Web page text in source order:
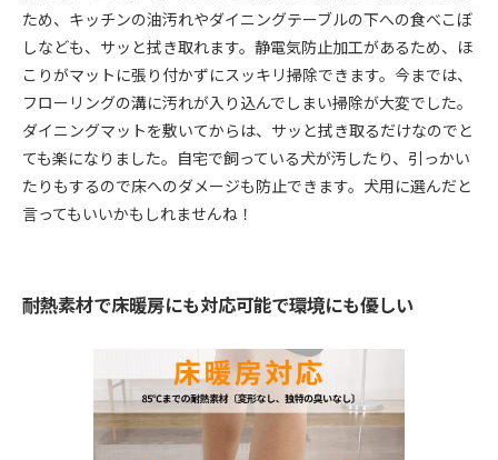
ため、キッチンの油汚れやダイニングテーブルの下への食べこぼ
しなども、サッと拭き取れます。静電気防止加工があるため、ほ
こりがマットに張り付かずにスッキリ掃除できます。今までは、
フローリングの溝に汚れが入り込んでしまい掃除が大変でした。
ダイニングマットを敷いてからは、サッと拭き取るだけなのでと
ても楽になりました。自宅で飼っている犬が汚したり、引っかい
たりもするので床へのダメージも防止できます。犬用に選んだと
言ってもいいかもしれませんね！
耐熱素材で床暖房にも対応可能で環境にも優しい